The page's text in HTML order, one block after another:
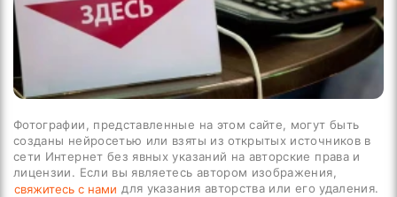
Фотографии, представленные на этом сайте, могут быть
созданы нейросетью или взяты из открытых источников в
сети Интернет без явных указаний на авторские права и
лицензии. Если вы являетесь автором изображения,
свяжитесь с нами для указания авторства или его удаления.